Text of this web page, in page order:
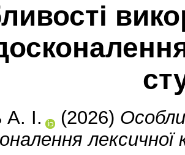
А. І. (2026)